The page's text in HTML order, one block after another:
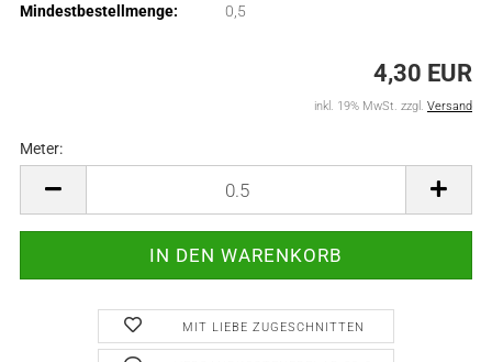
Mindestbestellmenge: 0,5
4,30 EUR
inkl. 19% MwSt. zzgl. Versand
Meter:
MIT LIEBE ZUGESCHNITTEN